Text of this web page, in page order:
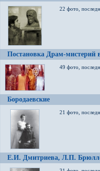
22 фото,
Постановка Драм-мистерий
49 фото,
Бородаевские
21 фото,
Е.И. Дмитриева, Л.П.